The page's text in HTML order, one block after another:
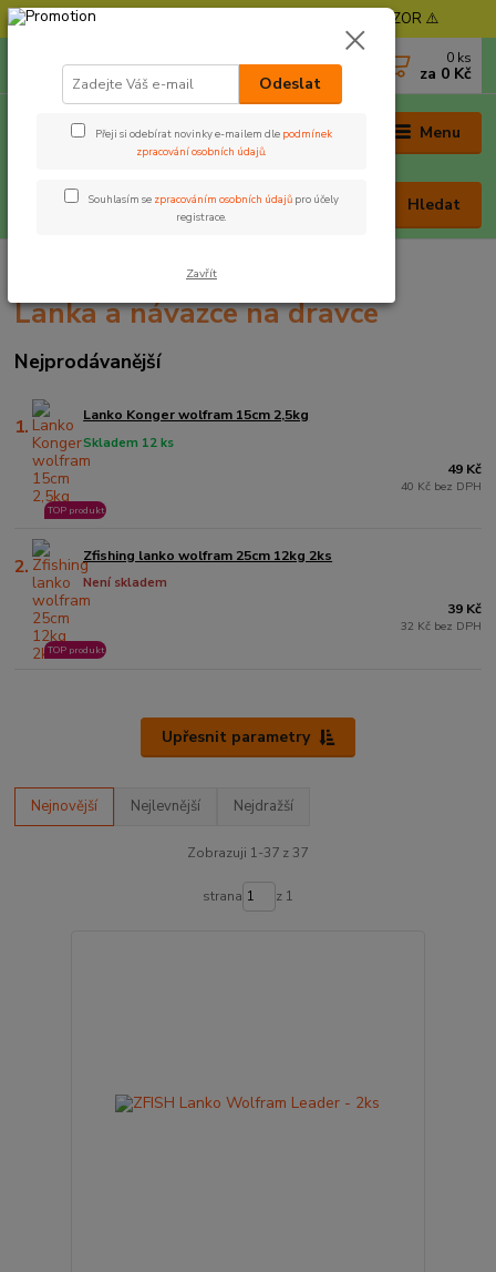
⚠️ POZOR - Objednávky expedujeme od 11. 8. - POZOR ⚠️
Menu
Hledat
0 ks
za 0 Kč
Lanka a návazce na dravce
Nejprodávanější
1. Lanko Konger wolfram 15cm 2,5kg
Skladem 12 ks
TOP produkt
49 Kč
40 Kč bez DPH
2. Zfishing lanko wolfram 25cm 12kg 2ks
Není skladem
TOP produkt
39 Kč
32 Kč bez DPH
Upřesnit parametry
Nejnovější Nejlevnější Nejdražší
Zobrazuji 1-37 z 37
strana z 1
Odeslat
Přeji si odebírat novinky e-mailem dle podmínek
zpracování osobních údajů.
Souhlasím se zpracováním osobních údajů pro účely
registrace.
Zavřít